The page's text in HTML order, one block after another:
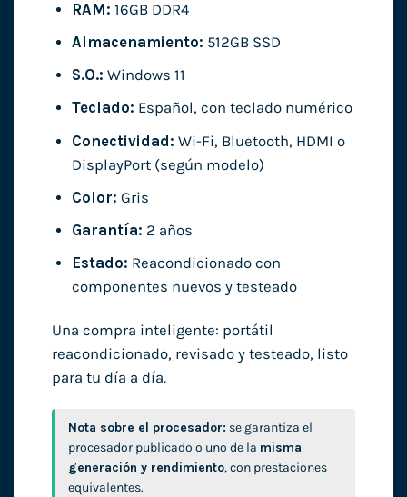
RAM: 16GB DDR4
Almacenamiento: 512GB SSD
S.O.: Windows 11
Teclado: Español, con teclado numérico
Conectividad: Wi-Fi, Bluetooth, HDMI o
DisplayPort (según modelo)
Color: Gris
Garantía: 2 años
Estado: Reacondicionado con
componentes nuevos y testeado
Una compra inteligente: portátil
reacondicionado, revisado y testeado, listo
para tu día a día.
Nota sobre el procesador: se garantiza el
procesador publicado o uno de la misma
generación y rendimiento, con prestaciones
equivalentes.